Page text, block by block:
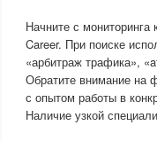
Начните с мониторинга
Career. При поиске
«арбитраж трафика»,
Обратите внимание на
с опытом работы в
Наличие узкой